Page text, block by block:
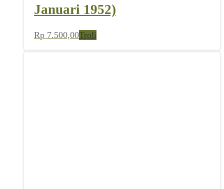
Januari 1952)
Rp 7.500,00Troli